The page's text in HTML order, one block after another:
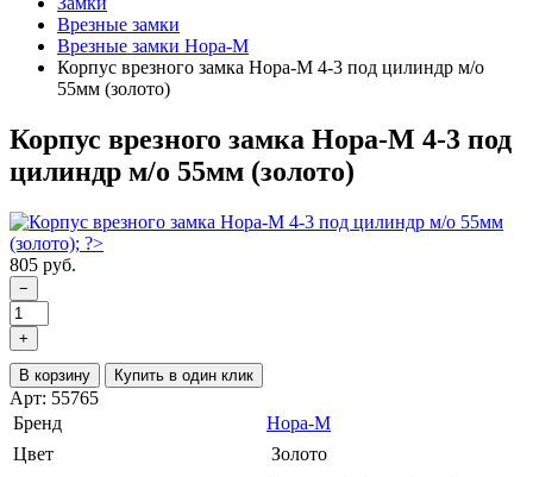
Врезные замки
Врезные замки Нора-М
Корпус врезного замка Нора-М 4-3 под цилиндр м/о
55мм (золото)
Корпус врезного замка Нора-М 4-3 под
цилиндр м/о 55мм (золото)
805 руб.
−
+
В корзину Купить в один клик
Арт: 55765
Бренд
Нора-М
Цвет
Золото